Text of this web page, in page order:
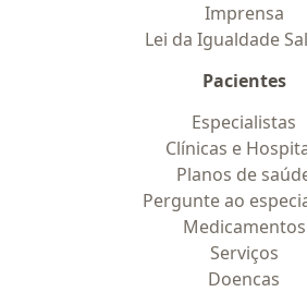
Imprensa
Lei da Igualdade
Pacientes
Especialistas
Clínicas e
Planos de
Pergunte ao
Medicamentos
Serviços
Doencas